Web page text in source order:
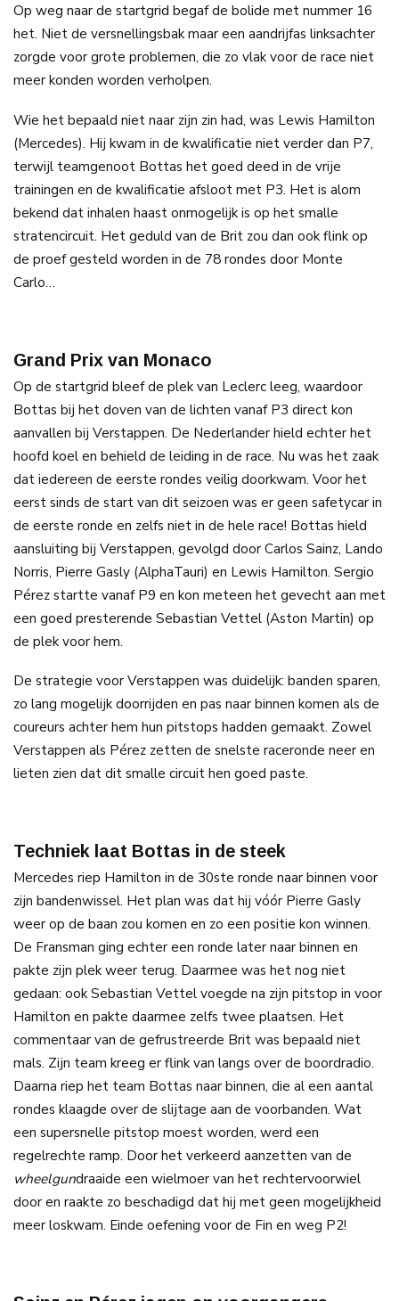
Op weg naar de startgrid begaf de bolide met nummer 16
het. Niet de versnellingsbak maar een aandrijfas linksachter
zorgde voor grote problemen, die zo vlak voor de race niet
meer konden worden verholpen.
Wie het bepaald niet naar zijn zin had, was Lewis Hamilton
(Mercedes). Hij kwam in de kwalificatie niet verder dan P7,
terwijl teamgenoot Bottas het goed deed in de vrije
trainingen en de kwalificatie afsloot met P3. Het is alom
bekend dat inhalen haast onmogelijk is op het smalle
stratencircuit. Het geduld van de Brit zou dan ook flink op
de proef gesteld worden in de 78 rondes door Monte
Carlo…
Grand Prix van Monaco
Op de startgrid bleef de plek van Leclerc leeg, waardoor
Bottas bij het doven van de lichten vanaf P3 direct kon
aanvallen bij Verstappen. De Nederlander hield echter het
hoofd koel en behield de leiding in de race. Nu was het zaak
dat iedereen de eerste rondes veilig doorkwam. Voor het
eerst sinds de start van dit seizoen was er geen safetycar in
de eerste ronde en zelfs niet in de hele race! Bottas hield
aansluiting bij Verstappen, gevolgd door Carlos Sainz, Lando
Norris, Pierre Gasly (AlphaTauri) en Lewis Hamilton. Sergio
Pérez startte vanaf P9 en kon meteen het gevecht aan met
een goed presterende Sebastian Vettel (Aston Martin) op
de plek voor hem.
De strategie voor Verstappen was duidelijk: banden sparen,
zo lang mogelijk doorrijden en pas naar binnen komen als de
coureurs achter hem hun pitstops hadden gemaakt. Zowel
Verstappen als Pérez zetten de snelste raceronde neer en
lieten zien dat dit smalle circuit hen goed paste.
Techniek laat Bottas in de steek
Mercedes riep Hamilton in de 30ste ronde naar binnen voor
zijn bandenwissel. Het plan was dat hij vóór Pierre Gasly
weer op de baan zou komen en zo een positie kon winnen.
De Fransman ging echter een ronde later naar binnen en
pakte zijn plek weer terug. Daarmee was het nog niet
gedaan: ook Sebastian Vettel voegde na zijn pitstop in voor
Hamilton en pakte daarmee zelfs twee plaatsen. Het
commentaar van de gefrustreerde Brit was bepaald niet
mals. Zijn team kreeg er flink van langs over de boordradio.
Daarna riep het team Bottas naar binnen, die al een aantal
rondes klaagde over de slijtage aan de voorbanden. Wat
een supersnelle pitstop moest worden, werd een
regelrechte ramp. Door het verkeerd aanzetten van de
wheelgundraaide een wielmoer van het rechtervoorwiel
door en raakte zo beschadigd dat hij met geen mogelijkheid
meer loskwam. Einde oefening voor de Fin en weg P2!